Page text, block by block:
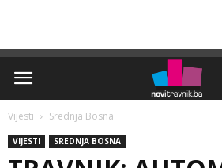
Vijesti Srednja Bosna
VIJESTI SREDNJA BOSNA